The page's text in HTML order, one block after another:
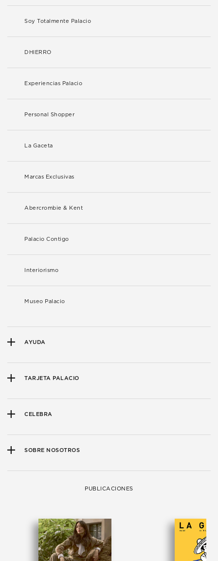
Soy Totalmente Palacio
DHIERRO
Experiencias Palacio
Personal Shopper
La Gaceta
Marcas Exclusivas
Abercrombie & Kent
Palacio Contigo
Interiorismo
Museo Palacio
AYUDA
TARJETA PALACIO
CELEBRA
SOBRE NOSOTROS
PUBLICACIONES